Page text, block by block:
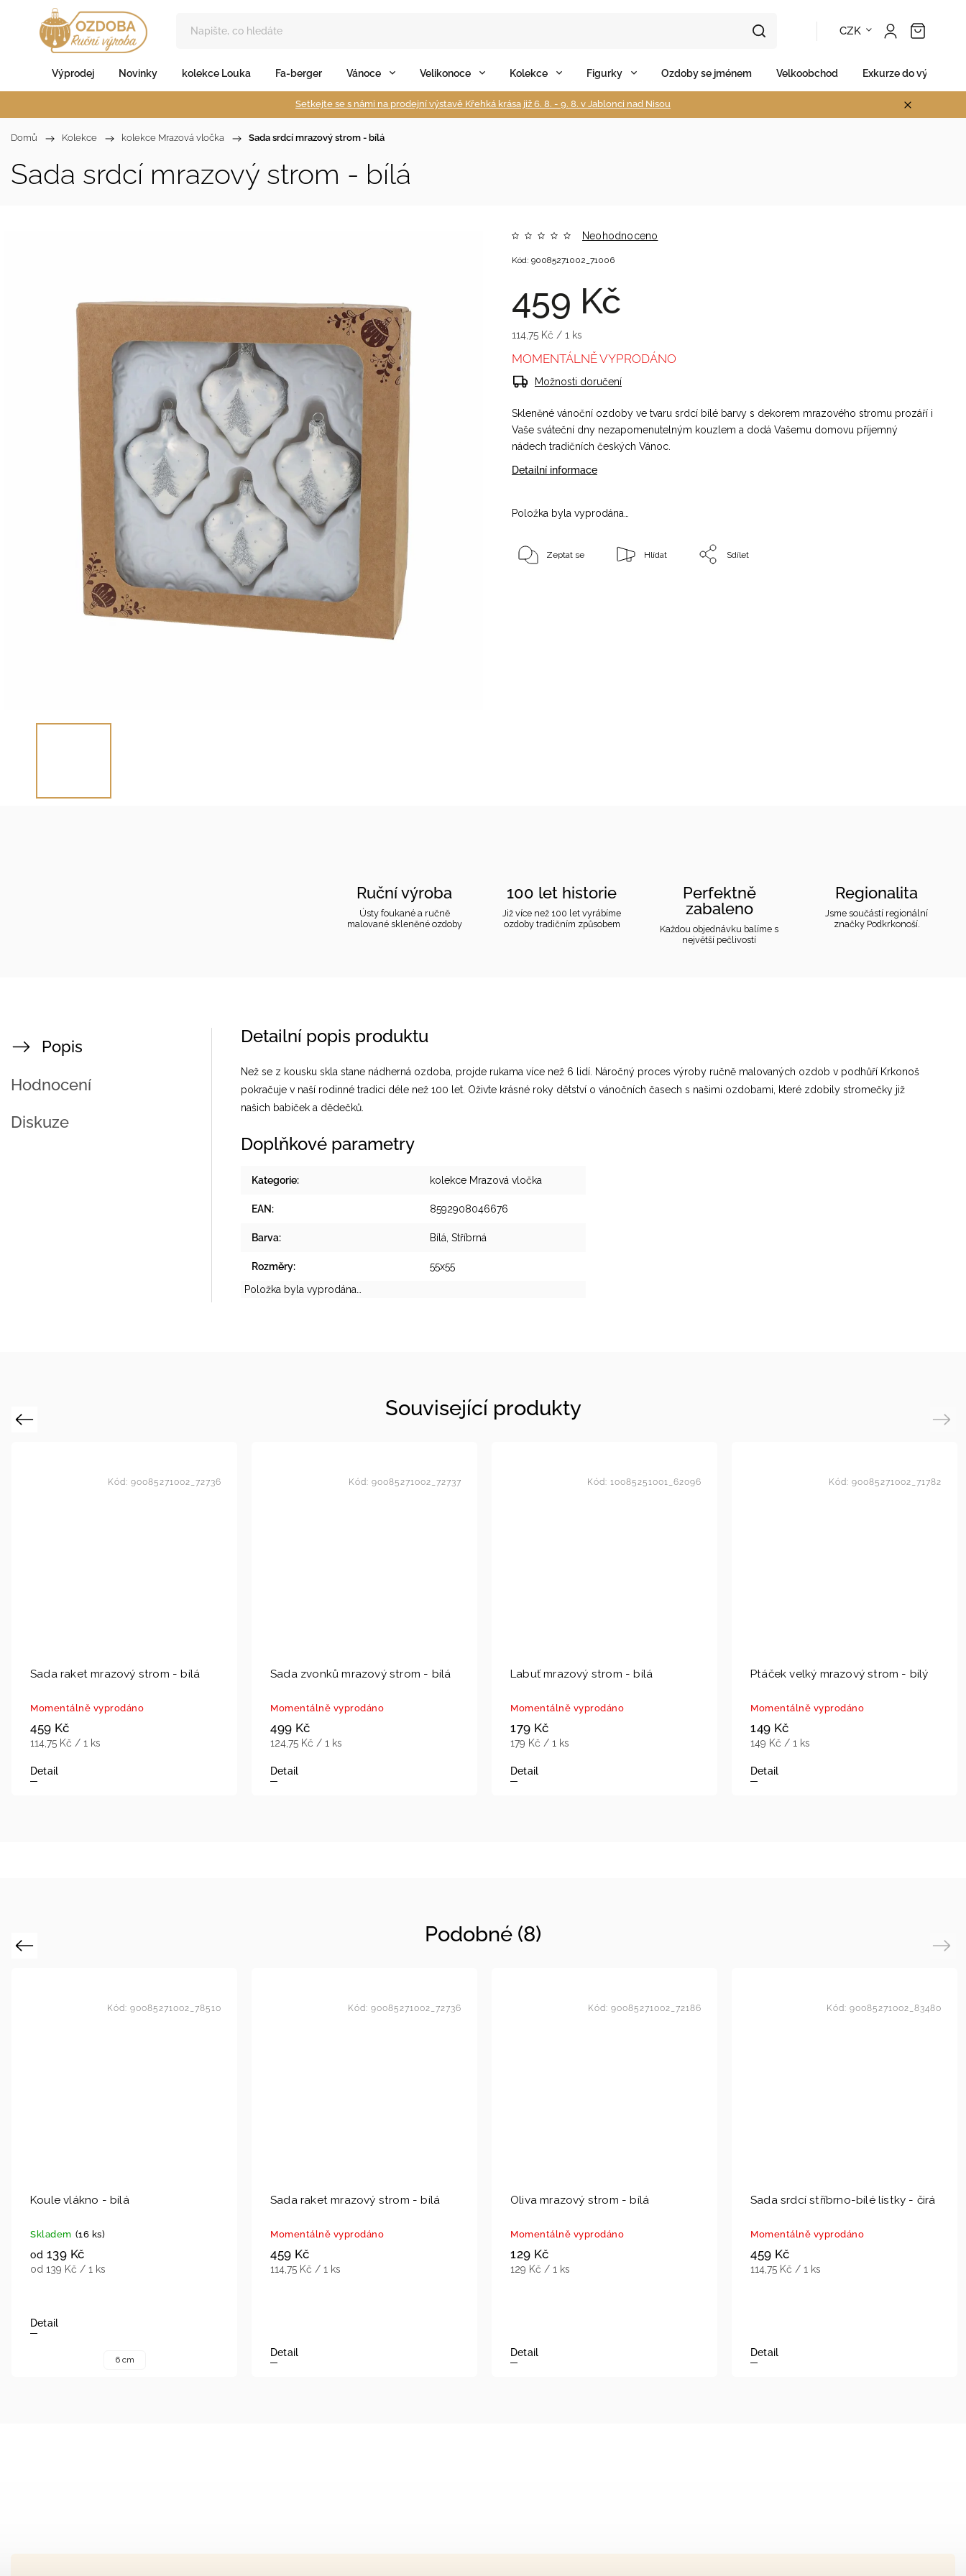
CZK
Výprodej Novinky kolekce Louka Fa-berger Vánoce Velikonoce Kolekce Figurky Ozdoby se jménem Velkoobchod Exkurze do výroby
Setkejte se s námi na prodejní výstavě Křehká krása již 6. 8. - 9. 8. v Jablonci nad Nisou
Domů / Kolekce / kolekce Mrazová vločka / Sada srdcí mrazový strom - bílá
Sada srdcí mrazový strom - bílá
Neohodnoceno
459 Kč
114,75 Kč / 1 ks
Kód: 90085271002_71006
Skleněné vánoční ozdoby ve tvaru srdcí bílé barvy s dekorem mrazového stromu prozáří i
Vaše sváteční dny nezapomenutelným kouzlem a dodá Vašemu domovu příjemný
nádech tradičních českých Vánoc.
Detailní informace
Položka byla vyprodána…
MOMENTÁLNĚ VYPRODÁNO
Možnosti doručení
Zeptat se Hlídat Sdílet
Ruční výroba
Ústy foukané a ručně
malované skleněné ozdoby
100 let historie
Již více než 100 let vyrábíme
ozdoby tradičním způsobem
Perfektně
zabaleno
Každou objednávku balíme s
největší pečlivostí
Regionalita
Jsme součástí regionální
značky Podkrkonoší.
Popis
Hodnocení
Diskuze
Detailní popis produktu
Než se z kousku skla stane nádherná ozdoba, projde rukama více než 6 lidí. Náročný proces výroby ručně malovaných ozdob v podhůří Krkonoš
pokračuje v naší rodinné tradici déle než 100 let. Oživte krásné roky dětství o vánočních časech s našimi ozdobami, které zdobily stromečky již
našich babiček a dědečků.
Doplňkové parametry
Kategorie: kolekce Mrazová vločka
EAN : 8592908046676
Barva: Bílá, Stříbrná
Rozměry:
55x55
Položka byla vyprodána…
Související produkty
Previous
Sada raket mrazový strom - bílá
Momentálně vyprodáno
459 Kč
114,75 Kč / 1 ks
Detail
Kód: 90085271002_72736
Sada zvonků mrazový strom - bílá
Momentálně vyprodáno
499 Kč
124,75 Kč / 1 ks
Detail
Kód: 90085271002_72737
Labuť mrazový strom - bílá
Momentálně vyprodáno
179 Kč
179 Kč / 1 ks
Detail
Kód: 10085251001_62096
Ptáček velký mrazový strom - bílý
Momentálně vyprodáno
149 Kč
149 Kč / 1 ks
Detail
Kód: 90085271002_71782
Next
Podobné (8)
Previous
Koule vlákno - bílá
Skladem (16 ks)
od 139 Kč
od 139 Kč / 1 ks
Detail
6 cm
Kód: 90085271002_78510
Sada raket mrazový strom - bílá
Momentálně vyprodáno
459 Kč
114,75 Kč / 1 ks
Detail
Kód: 90085271002_72736
Oliva mrazový strom - bílá
Momentálně vyprodáno
129 Kč
129 Kč / 1 ks
Detail
Kód: 90085271002_72186
Sada srdcí stříbrno-bílé lístky - čirá
Momentálně vyprodáno
459 Kč
114,75 Kč / 1 ks
Detail
Kód: 90085271002_83480
Next